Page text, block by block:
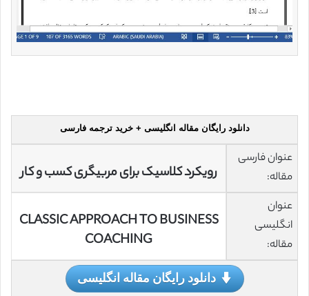
دانلود رایگان مقاله انگلیسی + خرید ترجمه فارسی
عنوان فارسی
مقاله:
رویکرد کلاسیک برای مربیگری کسب و کار
عنوان
انگلیسی
مقاله:
CLASSIC APPROACH TO BUSINESS
COACHING
دانلود رایگان مقاله انگلیسی